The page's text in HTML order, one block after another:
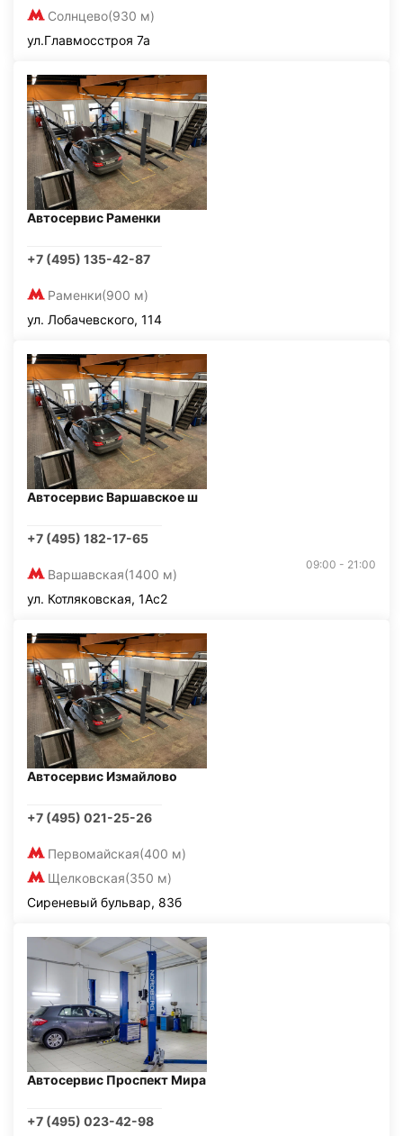
Солнцево(930 м)
ул.Главмосстроя 7а
Автосервис Раменки
+7 (495) 135-42-87
Раменки(900 м)
ул. Лобачевского, 114
Автосервис Варшавское ш
+7 (495) 182-17-65
Варшавская(1400 м)
09:00 - 21:00
ул. Котляковская, 1Ас2
Автосервис Измайлово
+7 (495) 021-25-26
Первомайская(400 м)
Щелковская(350 м)
Сиреневый бульвар, 83б
Автосервис Проспект Мира
+7 (495) 023-42-98